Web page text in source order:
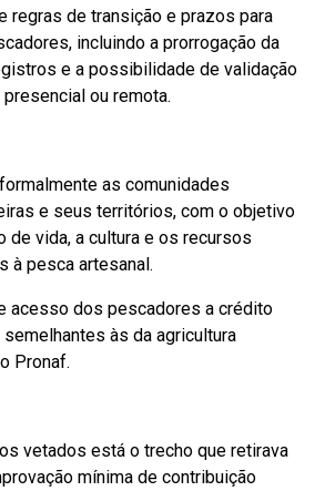
regras de transição e prazos para
incluindo a prorrogação da
e a possibilidade de validação
ou remota.
as comunidades
e seus territórios, com o objetivo
de vida, a cultura e os recursos
à pesca artesanal.
acesso dos pescadores a crédito
às da agricultura
Pronaf.
vetados está o trecho que retirava
mínima de contribuição